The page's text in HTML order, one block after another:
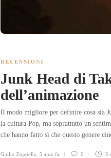
RECENSIONI
Junk Head di
dell’animazione
Il modo migliore per definire cosa sia
la cultura Pop, ma soprattutto un
che hanno fatto sì che questo genere
Giulio Zoppello 5 anni fa 0 3